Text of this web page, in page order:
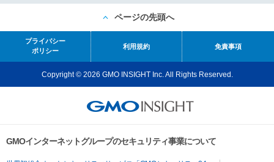
ページの先頭へ
プライバシー
ポリシー
利用規約 免責事項
Copyright © 2026 GMO INSIGHT Inc. All Rights Reserved.
GMOインターネットグループのセキュリティ事業について